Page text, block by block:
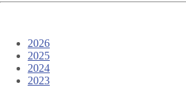
2026
2025
2024
2023